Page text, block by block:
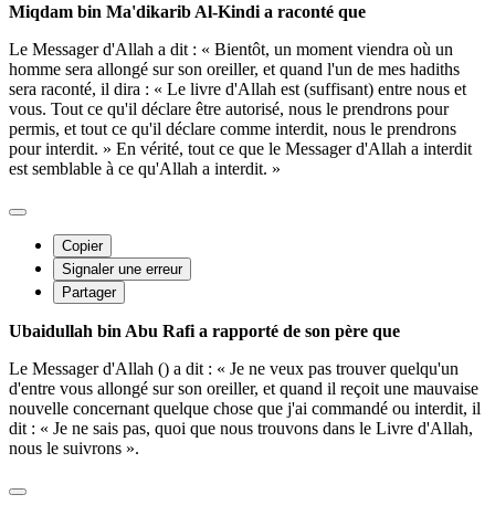
Miqdam bin Ma'dikarib Al-Kindi a raconté que
Le Messager d'Allah a dit : « Bientôt, un moment viendra où un
homme sera allongé sur son oreiller, et quand l'un de mes hadiths
sera raconté, il dira : « Le livre d'Allah est (suffisant) entre nous et
vous. Tout ce qu'il déclare être autorisé, nous le prendrons pour
permis, et tout ce qu'il déclare comme interdit, nous le prendrons
pour interdit. » En vérité, tout ce que le Messager d'Allah a interdit
est semblable à ce qu'Allah a interdit. »
Copier
Signaler une erreur
Partager
Ubaidullah bin Abu Rafi a rapporté de son père que
Le Messager d'Allah () a dit : « Je ne veux pas trouver quelqu'un
d'entre vous allongé sur son oreiller, et quand il reçoit une mauvaise
nouvelle concernant quelque chose que j'ai commandé ou interdit, il
dit : « Je ne sais pas, quoi que nous trouvons dans le Livre d'Allah,
nous le suivrons ».